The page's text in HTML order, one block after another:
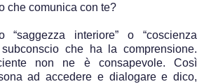
che comunica con te?
interiore” o “coscienza
che ha la comprensione.
non ne è consapevole. Così
ad accedere e dialogare e dico,